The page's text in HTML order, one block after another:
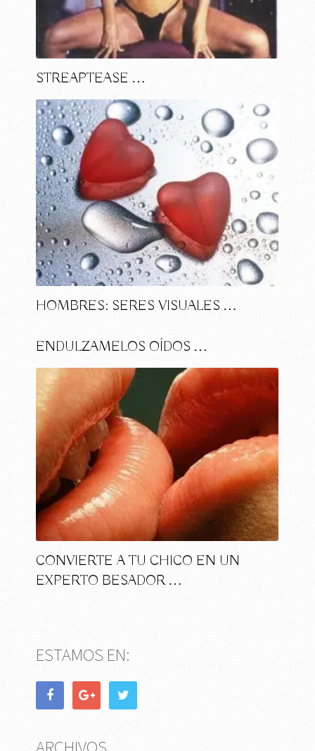
STREAPTEASE …
HOMBRES: SERES VISUALES …
ENDULZAMELOS OÍDOS …
CONVIERTE A TU CHICO EN UN
EXPERTO BESADOR …
ESTAMOS EN: